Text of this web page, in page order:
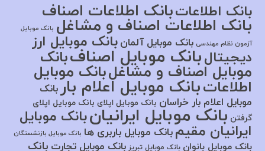
بانک اطلاعاتبانک اطلاعات اصناف
بانک اطلاعات اصناف و مشاغل بانک موبایل
آزمون نظام مهندسی بانک موبایل آلمان بانک موبایل ارز
دیجیتالبانک موبایل اصنافبانک
موبایل اصناف و مشاغلبانک موبایل
اطلاعاتبانک موبایل اعلام باربانک
موبایل اعلام بار خراسان بانک موبایل اپلای بانک موبایل اپلای
گرفتن بانک موبایل ایرانیانبانک موبایل
ایرانیان مقیم بانک موبایل باربری ها بانک موبایل بازنشستگان
بانک موبایل بانوان بانک موبایل تبریز بانک موبایل تجارت بانک